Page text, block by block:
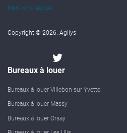
Mentions légales
Copyright © 2026. Agilys
Bureaux à louer
Bureaux à louer Villebon-sur-Yvette
Bureaux à louer Massy
Bureaux à louer Orsay